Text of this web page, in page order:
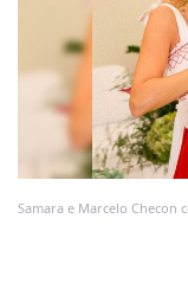
Samara e Marcelo